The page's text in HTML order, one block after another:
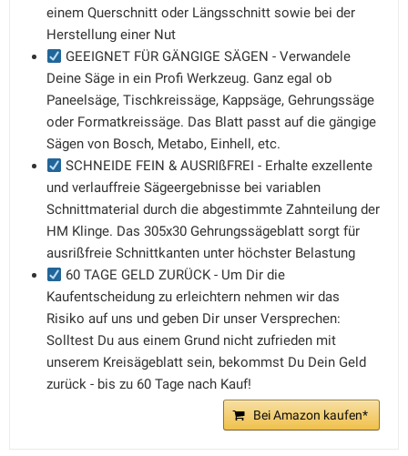
einem Querschnitt oder Längsschnitt sowie bei der
Herstellung einer Nut
GEEIGNET FÜR GÄNGIGE SÄGEN - Verwandele
Deine Säge in ein Profi Werkzeug. Ganz egal ob
Paneelsäge, Tischkreissäge, Kappsäge, Gehrungssäge
oder Formatkreissäge. Das Blatt passt auf die gängige
Sägen von Bosch, Metabo, Einhell, etc.
SCHNEIDE FEIN & AUSRIßFREI - Erhalte exzellente
und verlauffreie Sägeergebnisse bei variablen
Schnittmaterial durch die abgestimmte Zahnteilung der
HM Klinge. Das 305x30 Gehrungssägeblatt sorgt für
ausrißfreie Schnittkanten unter höchster Belastung
60 TAGE GELD ZURÜCK - Um Dir die
Kaufentscheidung zu erleichtern nehmen wir das
Risiko auf uns und geben Dir unser Versprechen:
Solltest Du aus einem Grund nicht zufrieden mit
unserem Kreisägeblatt sein, bekommst Du Dein Geld
zurück - bis zu 60 Tage nach Kauf!
Bei Amazon kaufen*